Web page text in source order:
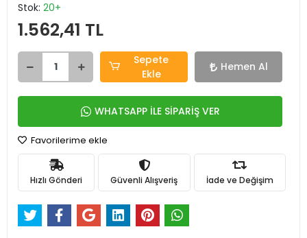
Stok: 20+
1.562,41 TL
Sepete
Ekle
Hemen Al
WHATSAPP İLE SİPARİŞ VER
Favorilerime ekle
Hızlı Gönderi Güvenli Alışveriş İade ve Değişim